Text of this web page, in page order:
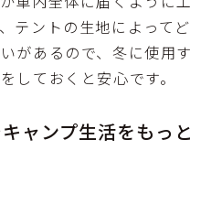
テントの生地によってど
があるので、冬に使用す
しておくと安心です。
ャンプ生活をもっと